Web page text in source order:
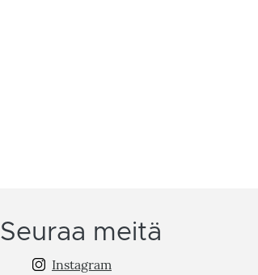
Seuraa meitä
Instagram